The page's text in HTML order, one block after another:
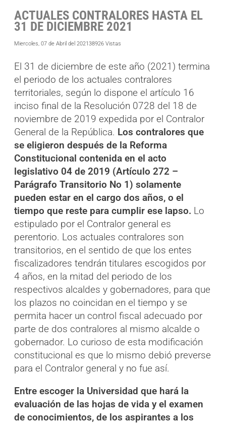
ACTUALES CONTRALORES HASTA EL
31 DE DICIEMBRE 2021
Miercoles, 07 de Abril del 2021 38926 Vistas
El 31 de diciembre de este año (2021) termina
el periodo de los actuales contralores
territoriales, según lo dispone el artículo 16
inciso final de la Resolución 0728 del 18 de
noviembre de 2019 expedida por el Contralor
General de la República. Los contralores que
se eligieron después de la Reforma
Constitucional contenida en el acto
legislativo 04 de 2019 (Artículo 272 –
Parágrafo Transitorio No 1) solamente
pueden estar en el cargo dos años, o el
tiempo que reste para cumplir ese lapso. Lo
estipulado por el Contralor general es
perentorio. Los actuales contralores son
transitorios, en el sentido de que los entes
fiscalizadores tendrán titulares escogidos por
4 años, en la mitad del periodo de los
respectivos alcaldes y gobernadores, para que
los plazos no coincidan en el tiempo y se
permita hacer un control fiscal adecuado por
parte de dos contralores al mismo alcalde o
gobernador. Lo curioso de esta modificación
constitucional es que lo mismo debió preverse
para el Contralor general y no fue así.
Entre escoger la Universidad que hará la
evaluación de las hojas de vida y el examen
de conocimientos, de los aspirantes a los